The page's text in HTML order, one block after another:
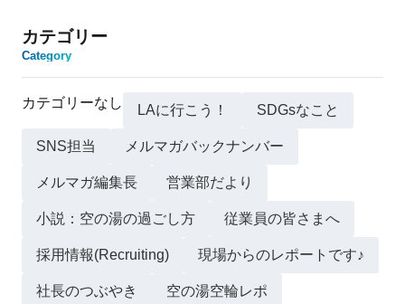
カテゴリー
Category
カテゴリーなし LAに行こう！ SDGsなこと
SNS担当 メルマガバックナンバー
メルマガ編集長 営業部だより
小説：空の湯の過ごし方 従業員の皆さまへ
採用情報(Recruiting) 現場からのレポートです♪
社長のつぶやき 空の湯空輪レポ